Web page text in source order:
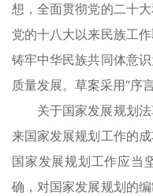
想，全面贯彻党的二十
党的十八大以来民族工
铸牢中华民族共同体意
质量发展。草案采用“序
关于国家发展规划
来国家发展规划工作的
国家发展规划工作应当
确，对国家发展规划的